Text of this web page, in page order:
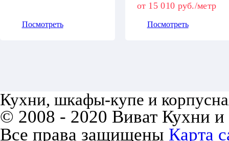
Посмотреть
от 15 010 руб./метр
Посмотреть
Кухни, шкафы-купе и
© 2008 - 2020 Виват Кухни
Все права защищены Карта